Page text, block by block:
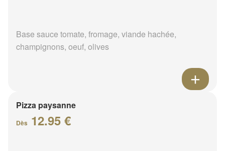
Base sauce tomate, fromage, viande hachée,
champignons, oeuf, olives
Pizza paysanne
Dès 12.95 €